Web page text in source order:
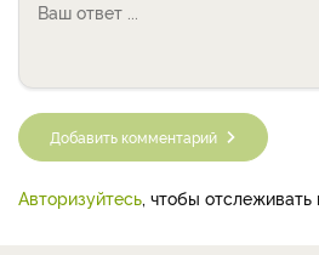
Добавить комментарий
Авторизуйтесь , чтобы